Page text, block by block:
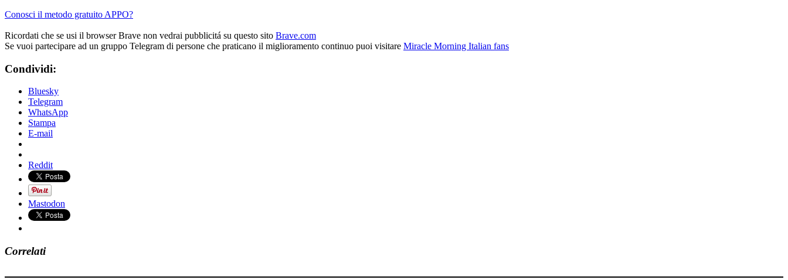
Conosci il metodo gratuito APPO?
Ricordati che se usi il browser Brave non vedrai pubblicitá su questo sito Brave.com
Se vuoi partecipare ad un gruppo Telegram di persone che praticano il miglioramento continuo puoi visitare Miracle Morning Italian fans
Condividi:
Bluesky
Telegram
WhatsApp
Stampa
E-mail
Reddit
Mastodon
Correlati